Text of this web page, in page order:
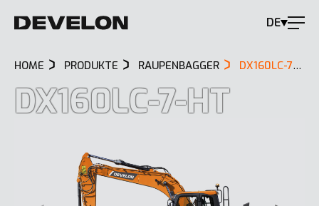
DE
HOME PRODUKTE RAUPENBAGGER DX160LC-7-HT
DX160LC-7-HT